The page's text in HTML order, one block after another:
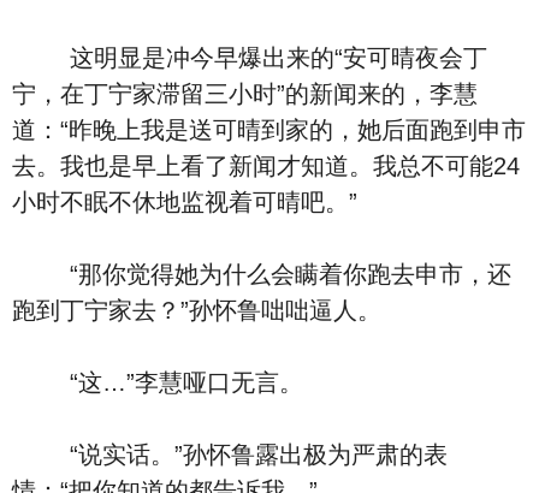
这明显是冲今早爆出来的“安可晴夜会丁
宁，在丁宁家滞留三小时”的新闻来的，李慧
道：“昨晚上我是送可晴到家的，她后面跑到申市
去。我也是早上看了新闻才知道。我总不可能24
小时不眠不休地监视着可晴吧。”
“那你觉得她为什么会瞒着你跑去申市，还
跑到丁宁家去？”孙怀鲁咄咄逼人。
“这…”李慧哑口无言。
“说实话。”孙怀鲁露出极为严肃的表